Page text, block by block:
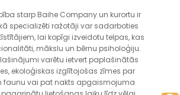
starp Baihe Company un kurortu ir
specializēti ražotāji var sadarboties
lai kopīgi izveidotu telpas, kas
mākslu un bērnu psiholoģiju.
varētu ietvert paplašinātās
ekoloģiskas izglītojošas zīmes par
faunu vai pat nakts apgaismojuma